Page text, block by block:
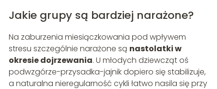
Jakie grupy są bardziej narażone?
Na zaburzenia miesiączkowania pod wpływem
stresu szczególnie narażone są nastolatki w
okresie dojrzewania. U młodych dziewcząt oś
podwzgórze-przysadka-jajnik dopiero się stabilizuje,
a naturalna nieregularność cykli łatwo nasila się przy